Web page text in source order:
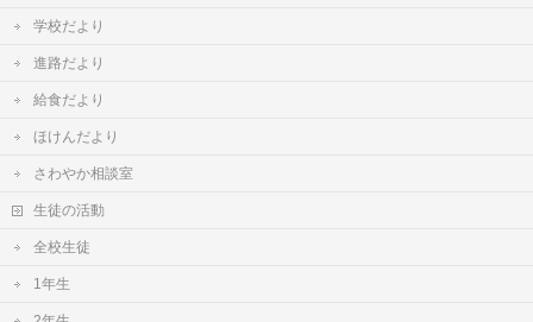
学校だより
進路だより
給食だより
ほけんだより
さわやか相談室
生徒の活動
全校生徒
1年生